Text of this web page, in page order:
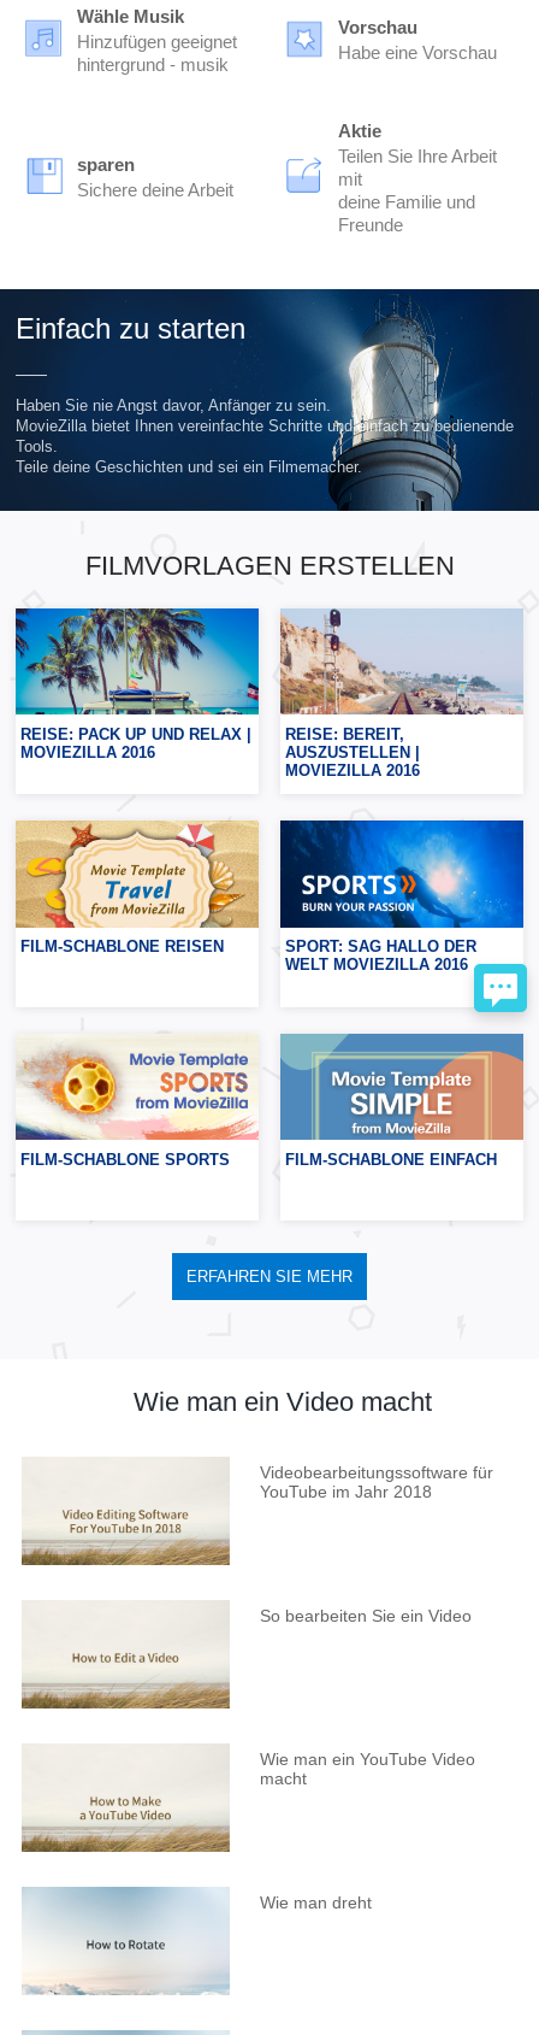
Wähle Musik
Hinzufügen geeignet
hintergrund - musik
Vorschau
Habe eine Vorschau
sparen
Sichere deine Arbeit
Aktie
Teilen Sie Ihre Arbeit
mit
deine Familie und
Freunde
Einfach zu starten
Haben Sie nie Angst davor, Anfänger zu sein.
MovieZilla bietet Ihnen vereinfachte Schritte und einfach zu bedienende
Tools.
Teile deine Geschichten und sei ein Filmemacher.
FILMVORLAGEN ERSTELLEN
REISE: PACK UP UND RELAX |
MOVIEZILLA 2016
REISE: BEREIT,
AUSZUSTELLEN |
MOVIEZILLA 2016
FILM-SCHABLONE REISEN
SPORT: SAG HALLO DER
WELT MOVIEZILLA 2016
FILM-SCHABLONE SPORTS FILM-SCHABLONE EINFACH
ERFAHREN SIE MEHR
Wie man ein Video macht
Videobearbeitungssoftware für
YouTube im Jahr 2018
So bearbeiten Sie ein Video
Wie man ein YouTube Video
macht
Wie man dreht